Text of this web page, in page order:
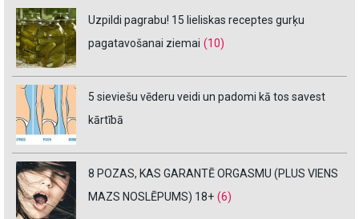
Uzpildi pagrabu! 15 lieliskas receptes gurķu
pagatavošanai ziemai (10)
5 sieviešu vēderu veidi un padomi kā tos savest
kārtībā
8 POZAS, KAS GARANTĒ ORGASMU (PLUS VIENS
MAZS NOSLĒPUMS) 18+ (6)